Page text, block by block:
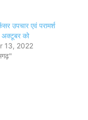
उपचार एवं परामर्श
अक्टूबर को
13, 2022